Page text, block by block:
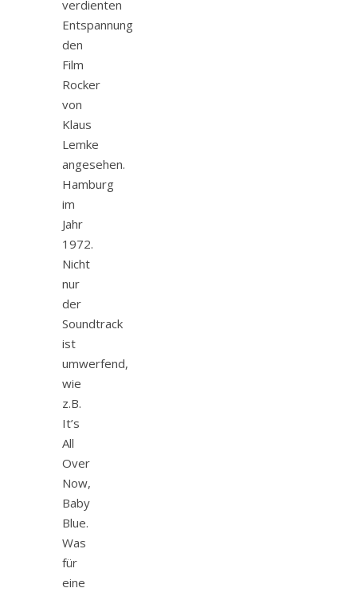
verdienten
Entspannung
den
Film
Rocker
von
Klaus
Lemke
angesehen.
Hamburg
im
Jahr
1972.
Nicht
nur
der
Soundtrack
ist
umwerfend,
wie
z.B.
It’s
All
Over
Now,
Baby
Blue.
Was
für
eine